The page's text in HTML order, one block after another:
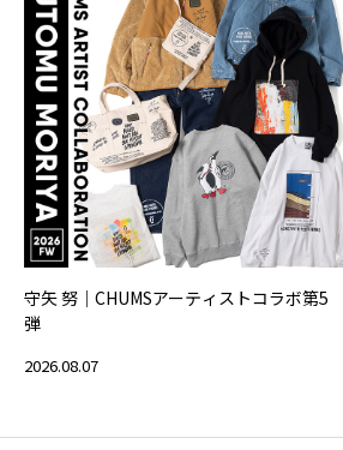
守矢 努｜CHUMSアーティストコラボ第5
弾
2026.08.07